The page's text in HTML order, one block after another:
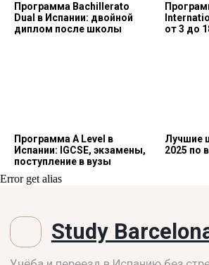
Программа Bachillerato
Dual в Испании: двойной
диплом после школы
от 3 до
Программа A Level в
Испании: IGCSE, экзамены,
поступление в вузы
Лучшие
2025 по
Error get alias